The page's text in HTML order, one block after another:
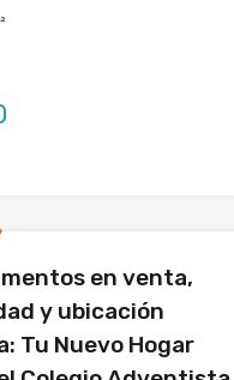
en venta,
y ubicación
Tu Nuevo Hogar